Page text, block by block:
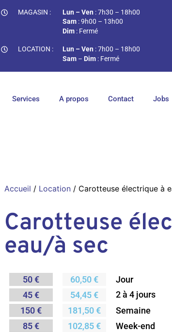
MAGASIN : Lun – Ven : 7h30 – 18h00
Sam : 9h00 – 13h00
Dim : Fermé
LOCATION : Lun – Ven : 7h00 – 18h00
Sam – Dim : Fermé
Services A propos Contact Jobs
Accueil / Location / Carotteuse électrique à
Carotteuse
eau/à sec
50 €
45 €
150 €
85 €
60,50 €
54,45 €
181,50 €
102,85 €
Jour
2 à 4 jours
Semaine
Week-end